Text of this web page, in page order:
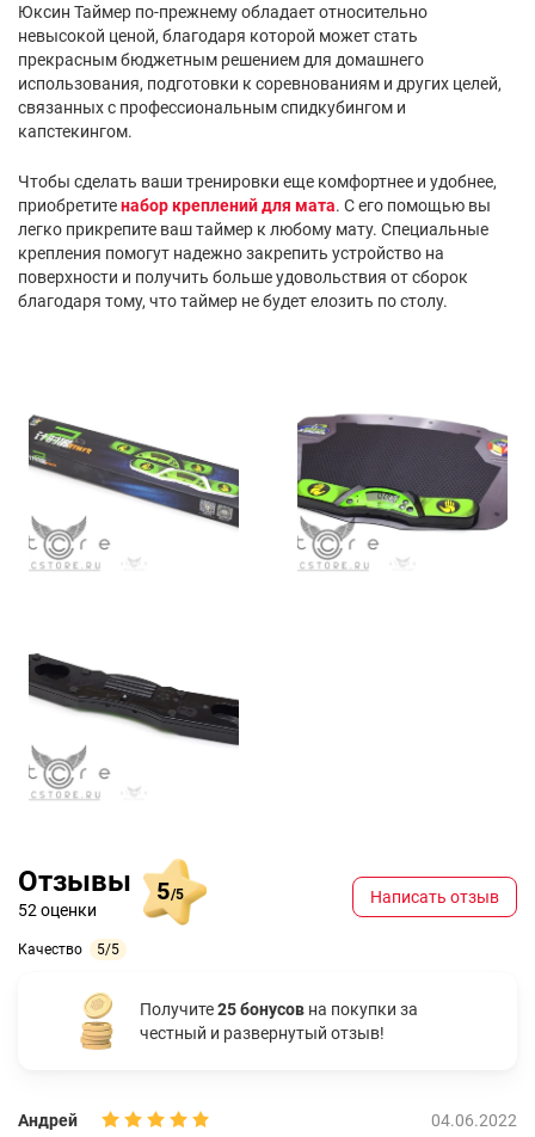
Юксин Таймер по-прежнему обладает относительно
невысокой ценой, благодаря которой может стать
прекрасным бюджетным решением для домашнего
использования, подготовки к соревнованиям и других целей,
связанных с профессиональным спидкубингом и
капстекингом.
Чтобы сделать ваши тренировки еще комфортнее и удобнее,
приобретитенабор креплений для мата. С его помощью вы
легко прикрепите ваш таймер к любому мату. Специальные
крепления помогут надежно закрепить устройство на
поверхности и получить больше удовольствия от сборок
благодаря тому, что таймер не будет елозить по столу.
Отзывы
52 оценки
5/5
Качество 5/5
Написать отзыв
Получите25 бонусов на покупки за
честный и развернутый отзыв!
Андрей 04.06.2022